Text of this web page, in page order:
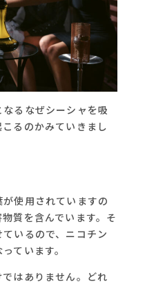
るなぜシーシャを吸
るのかみていきまし
使用されていますの
質を含んでいます。そ
いるので、ニコチン
ています。
はありません。どれ